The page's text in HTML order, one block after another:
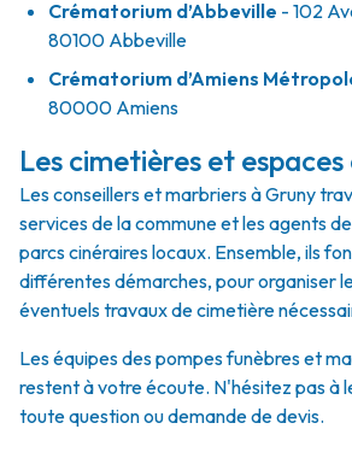
Crématorium d’Abbeville - 102
80100 Abbeville
Crématorium d’Amiens
80000 Amiens
Les cimetières et
Les conseillers et marbriers à Gruny
services de la commune et les agents
parcs cinéraires locaux. Ensemble, ils
différentes démarches, pour organiser
éventuels travaux de cimetière
Les équipes des pompes funèbres et
restent à votre écoute. N'hésitez pas à
toute question ou demande de devis.